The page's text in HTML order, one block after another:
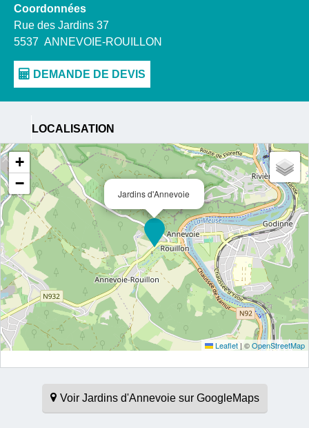
Coordonnées
Rue des Jardins 37
5537 ANNEVOIE-ROUILLON
LOCALISATION
Jardins d'Annevoie
+
−
Leaflet|©OpenStreetMap
Voir Jardins d'Annevoie sur GoogleMaps